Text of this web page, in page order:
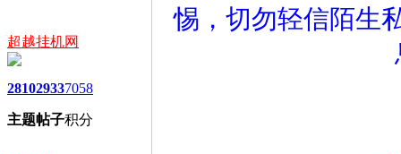
超越挂机网
2810
主题
2933
帖子
7058
积分
惕，切勿轻信陌生